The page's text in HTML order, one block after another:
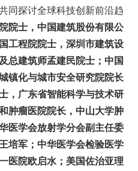
同探讨全球科技创新前沿趋
院士，中国建筑股份有限公
工程院院士，深圳市建筑设
总建筑师孟建民院士；中国
镇化与城市安全研究院院长
，广东省智能科学与技术研
肿瘤医院院长，中山大学肿
医学会放射学分会副主任委
培军；中华医学会检验医学
医院欧启水；美国佐治亚理